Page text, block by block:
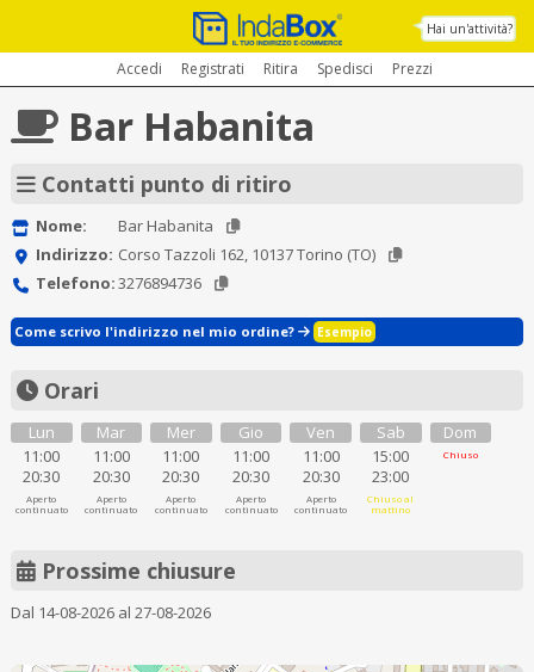
Hai un'attività?
Accedi Registrati Ritira Spedisci Prezzi
Bar Habanita
Contatti punto di ritiro
Nome:
Bar Habanita
Indirizzo: Corso Tazzoli 162, 10137 Torino (TO)
Telefono:3276894736
Come scrivo l'indirizzo nel mio ordine? Esempio
Orari
Lun
11:00
20:30
Aperto
continuato
Mar
11:00
20:30
Aperto
continuato
Mer
11:00
20:30
Aperto
continuato
Gio
11:00
20:30
Aperto
continuato
Ven
11:00
20:30
Aperto
continuato
Sab
15:00
23:00
Chiuso al
mattino
Dom
Chiuso
Prossime chiusure
Dal 14-08-2026 al 27-08-2026